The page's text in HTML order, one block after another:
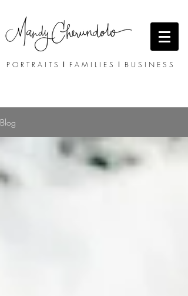
P O R T R A I T S I F A M I L I E S I B U S I N E S S
Blog